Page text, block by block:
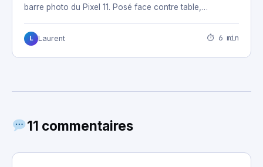
barre photo du Pixel 11. Posé face contre table,…
L Laurent ⏱ 6 min
11 commentaires